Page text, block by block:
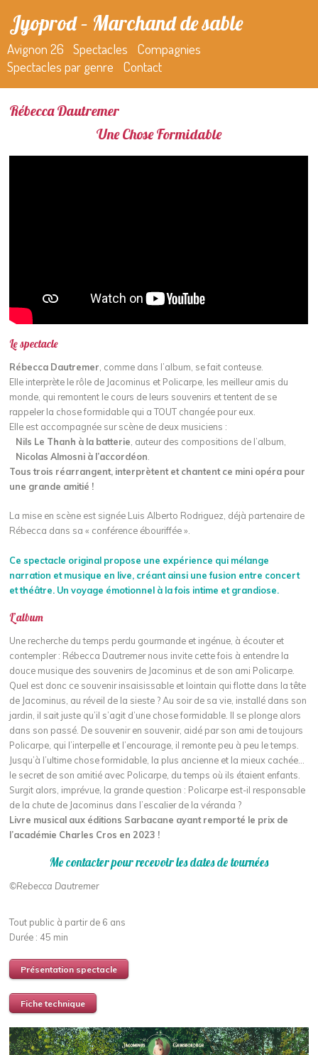
Jyoprod – Marchand de sable
Avignon 26 Spectacles Compagnies
Spectacles par genre Contact
Rébecca Dautremer
Une Chose Formidable
Le spectacle
Rébecca Dautremer , comme dans l’album, se fait conteuse.
Elle interprète le rôle de Jacominus et Policarpe, les meilleur amis du
monde, qui remontent le cours de leurs souvenirs et tentent de se
rappeler la chose formidable qui a TOUT changée pour eux.
Elle est accompagnée sur scène de deux musiciens :
Nils Le Thanh à la batterie , auteur des compositions de l’album,
Nicolas Almosni à l’accordéon
Tous trois réarrangent, interprètent et chantent ce mini opéra pour
une grande amitié !
La mise en scène est signée Luis Alberto Rodriguez, déjà partenaire de
Rébecca dans sa « conférence ébouriffée ».
Ce spectacle original propose une expérience qui mélange
narration et musique en live, créant ainsi une fusion entre concert
et théâtre. Un voyage émotionnel à la fois intime et grandiose.
L’album
Une recherche du temps perdu gourmande et ingénue, à écouter et
contempler : Rébecca Dautremer nous invite cette fois à entendre la
douce musique des souvenirs de Jacominus et de son ami Policarpe.
Quel est donc ce souvenir insaisissable et lointain qui flotte dans la tête
de Jacominus, au réveil de la sieste ? Au soir de sa vie, installé dans son
jardin, il sait juste qu’il s’agit d’une chose formidable. Il se plonge alors
dans son passé. De souvenir en souvenir, aidé par son ami de toujours
Policarpe, qui l’interpelle et l’encourage, il remonte peu à peu le temps.
Jusqu’à l’ultime chose formidable, la plus ancienne et la mieux cachée…
le secret de son amitié avec Policarpe, du temps où ils étaient enfants.
Surgit alors, imprévue, la grande question : Policarpe est-il responsable
de la chute de Jacominus dans l’escalier de la véranda ?
Livre musical aux éditions Sarbacane ayant remporté le prix de
l’académie Charles Cros en 2023 !
Me contacter pour recevoir les dates de tournées
©Rebecca Dautremer
Tout public à partir de 6 ans
Durée : 45 min
Présentation spectacle
Fiche technique